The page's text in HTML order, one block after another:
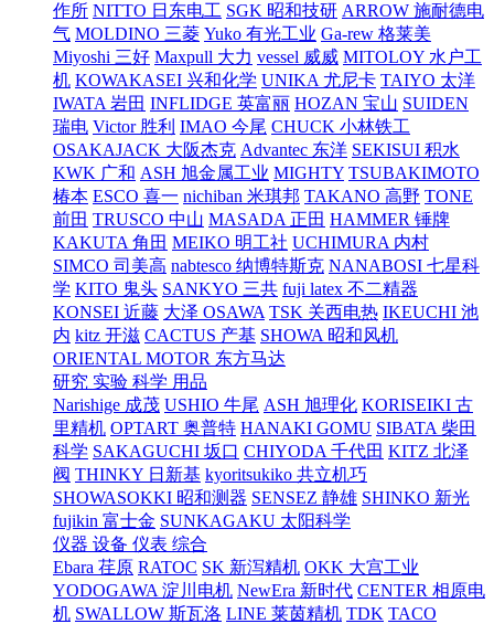
作所 NITTO 日东电工 SGK 昭和技研 ARROW 施耐德电
气 MOLDINO 三菱 Yuko 有光工业 Ga-rew 格莱美
Miyoshi 三好 Maxpull 大力 vessel 威威 MITOLOY 水户工
机 KOWAKASEI 兴和化学 UNIKA 尤尼卡 TAIYO 太洋
IWATA 岩田 INFLIDGE 英富丽 HOZAN 宝山 SUIDEN
瑞电 Victor 胜利 IMAO 今尾 CHUCK 小林铁工
OSAKAJACK 大阪杰克 Advantec 东洋 SEKISUI 积水
KWK 广和 ASH 旭金属工业 MIGHTY TSUBAKIMOTO
椿本 ESCO 喜一 nichiban 米琪邦 TAKANO 高野 TONE
前田 TRUSCO 中山 MASADA 正田 HAMMER 锤牌
KAKUTA 角田 MEIKO 明工社 UCHIMURA 内村
SIMCO 司美高 nabtesco 纳博特斯克 NANABOSI 七星科
学 KITO 鬼头 SANKYO 三共 fuji latex 不二精器
KONSEI 近藤 大泽 OSAWA TSK 关西电热 IKEUCHI 池
内 kitz 开滋 CACTUS 产基 SHOWA 昭和风机
ORIENTAL MOTOR 东方马达
研究 实验 科学 用品
Narishige 成茂 USHIO 牛尾 ASH 旭理化 KORISEIKI 古
里精机 OPTART 奥普特 HANAKI GOMU SIBATA 柴田
科学 SAKAGUCHI 坂口 CHIYODA 千代田 KITZ 北泽
阀 THINKY 日新基 kyoritsukiko 共立机巧
SHOWASOKKI 昭和测器 SENSEZ 静雄 SHINKO 新光
fujikin 富士金 SUNKAGAKU 太阳科学
仪器 设备 仪表 综合
Ebara 荏原 RATOC SK 新泻精机 OKK 大宫工业
YODOGAWA 淀川电机 NewEra 新时代 CENTER 相原电
机 SWALLOW 斯瓦洛 LINE 莱茵精机 TDK TACO